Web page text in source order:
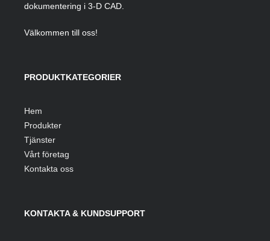
dokumentering i 3-D CAD.
Välkommen till oss!
PRODUKTKATEGORIER
Hem
Produkter
Tjänster
Vårt företag
Kontakta oss
KONTAKTA & KUNDSUPPORT